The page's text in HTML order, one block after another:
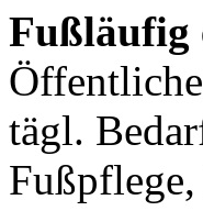
Fußläufig
tägl.